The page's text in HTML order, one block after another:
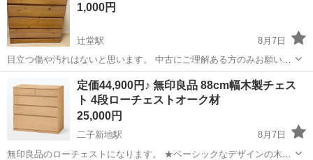
ら <シフト1>20:...1,000円
辻堂駅
8月7日
目立つ傷や汚れはないと思います。 中古にご理解ある方のみお願い致
します。
藤沢市 辻堂駅 収納家具 タンス
定価44,900円♪ 無印良品 88cm幅木製チェス
ト 4段ローチェストオーク材
25,000円
二子新地駅
8月7日
無印良品のローチェストになります。 ★ベーシックなデザインの木製